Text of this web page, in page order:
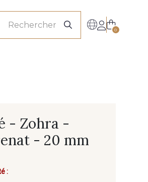
0
- Zohra -
- 20 mm
: